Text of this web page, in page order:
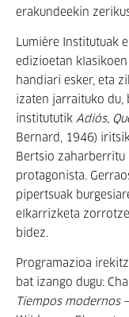
erakundeekin
Lumière Institutuak
edizioetan
handiari esker, eta
izaten jarraituko
institututik Adiós,
Bernard, 1946)
Bertsio zaharberritu
protagonista.
pipertsuak
elkarrizketa
bidez.
Programazioa
bat izango dugu:
Tiempos modernos